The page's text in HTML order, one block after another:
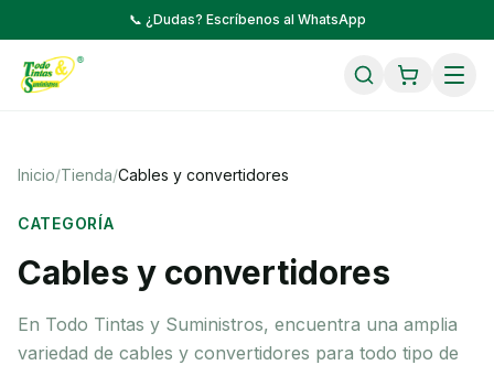
📞 ¿Dudas? Escríbenos al WhatsApp
Inicio/Tienda/Cables y convertidores
CATEGORÍA
Cables y convertidores
En Todo Tintas y Suministros, encuentra una amplia
variedad de cables y convertidores para todo tipo de